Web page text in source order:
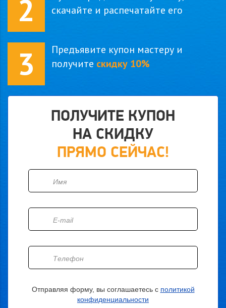
2
скачайте и распечатайте его
3
Предъявите купон мастеру и
получите скидку 10%
ПОЛУЧИТЕ КУПОН
НА СКИДКУ
ПРЯМО СЕЙЧАС!
Отправляя форму, вы соглашаетесь с политикой
конфиденциальности